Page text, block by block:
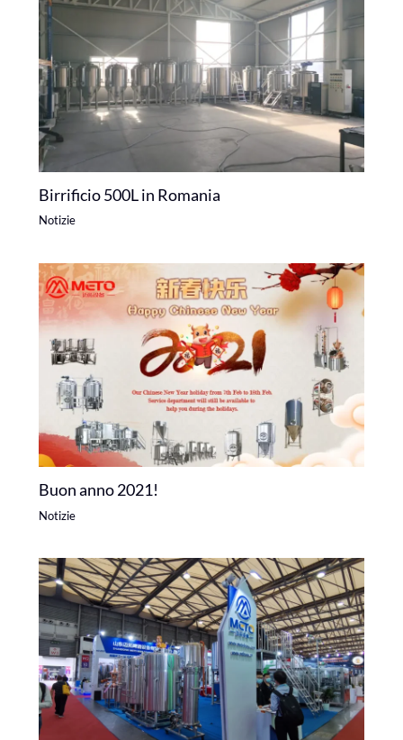
Birrificio 500L in Romania
Notizie
Buon anno 2021!
Notizie